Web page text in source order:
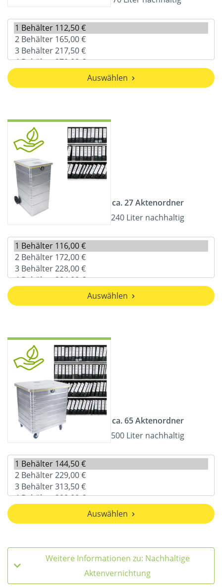
Auswählen
ca. 27 Aktenordner
240 Liter nachhaltig
Auswählen
ca. 65 Aktenordner
500 Liter nachhaltig
Auswählen
Weitere Informationen zu: Nachhaltige
Aktenvernichtung